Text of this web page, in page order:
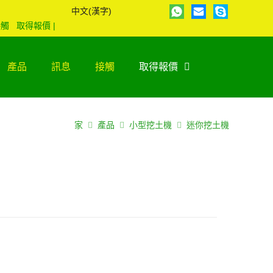
取得報價 |
中文(漢字)
產品 訊息 接觸 取得報價
家 產品 小型挖土機 迷你挖土機